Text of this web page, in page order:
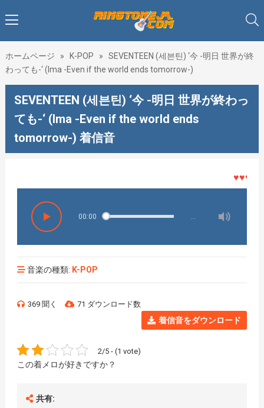
ホームページ » K-POP »
SEVENTEEN (세븐틴) ‘今 -明日 世界が終
わっても-‘ (Ima -Even if the world ends tomorrow-)
SEVENTEEN (세븐틴) ‘今 -明日 世界が終わっ
ても-‘ (Ima -Even if the world ends
tomorrow-) 着信音
♥♥♥着メ
00:00
音楽の種類: K-POP
369 聞く 71 ダウンロード数
着信音をダウンロード
2/5 - (1 vote)
この着メロが好きですか？
共有: